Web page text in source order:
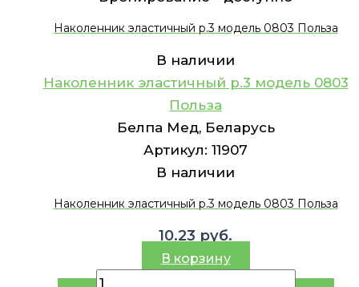
Наколенник эластичный р.3 модель 0803 Польза
В наличии
Наколенник эластичный р.3 модель 0803
Польза
Белпа Мед, Беларусь
Артикул: 11907
В наличии
Наколенник эластичный р.3 модель 0803 Польза
10.23 руб.
В корзину